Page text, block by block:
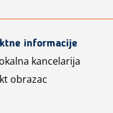
informacije
kancelarija
obrazac